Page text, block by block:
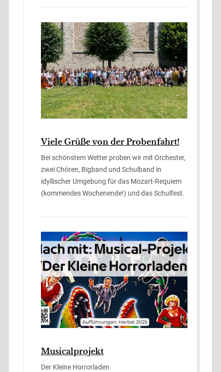
Viele Grüße von der Probenfahrt!
Bei schönstem Wetter proben wir mit Orchester,
zwei Chören, Bigband und Schulband in
idyllischer Umgebung für das Mozart-Requiem
(kommendes Wochenende!) und das Schulfest.
Musicalprojekt
Der Kleine Horrorladen